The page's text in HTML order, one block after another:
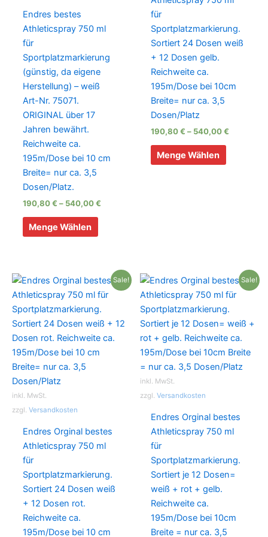
Endres bestes
Athleticspray 750 ml
für
Sportplatzmarkierung
(günstig, da eigene
Herstellung) – weiß
Art-Nr. 75071.
ORIGINAL über 17
Jahren bewährt.
Reichweite ca.
195m/Dose bei 10 cm
Breite= nur ca. 3,5
Dosen/Platz.
190,80€ – 540,00€
Menge Wählen
Dieses
Produkt
Varianten
auf.
Die
Optionen
können
auf
Produktseite
für
Sportplatzmarkierung.
Sortiert 24 Dosen weiß
+ 12 Dosen gelb.
Reichweite ca.
195m/Dose bei 10cm
Breite= nur ca. 3,5
Dosen/Platz
190,80€ – 540,00€
Menge Wählen
Dieses
Produkt
auf
der
gewählt
werden
Sale!
inkl. MwSt.
zzgl. Versandkosten
Endres Orginal bestes
Athleticspray 750 ml
für
Sportplatzmarkierung.
Sortiert 24 Dosen weiß
+ 12 Dosen rot.
Reichweite ca.
195m/Dose bei 10 cm
Sale!
inkl. MwSt.
zzgl. Versandkosten
Endres Orginal bestes
Athleticspray 750 ml
für
Sportplatzmarkierung.
Sortiert je 12 Dosen=
weiß + rot + gelb.
Reichweite ca.
195m/Dose bei 10cm
Breite = nur ca. 3,5